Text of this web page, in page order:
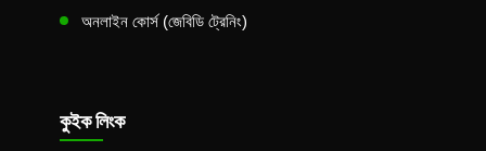
অনলাইন কোর্স (জেবিডি ট্রেনিং)
কুইক লিংক